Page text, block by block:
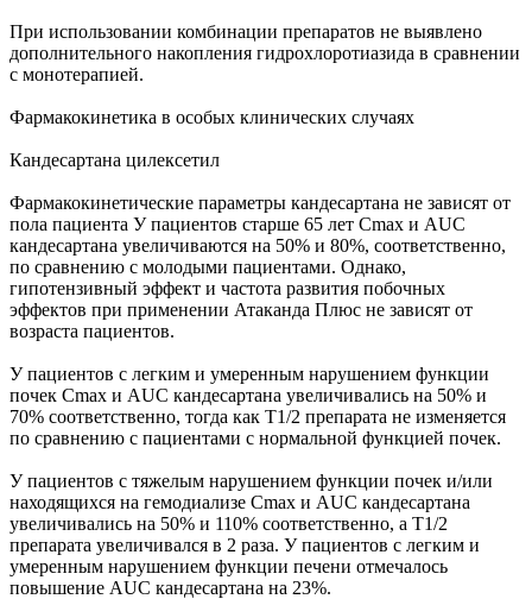
При использовании комбинации препаратов не выявлено
дополнительного накопления гидрохлоротиазида в сравнении
с монотерапией.
Фармакокинетика в особых клинических случаях
Кандесартана цилексетил
Фармакокинетические параметры кандесартана не зависят от
пола пациента У пациентов старше 65 лет Cmax и AUC
кандесартана увеличиваются на 50% и 80%, соответственно,
по сравнению с молодыми пациентами. Однако,
гипотензивный эффект и частота развития побочных
эффектов при применении Атаканда Плюс не зависят от
возраста пациентов.
У пациентов с легким и умеренным нарушением функции
почек Cmax и AUC кандесартана увеличивались на 50% и
70% соответственно, тогда как T1/2 препарата не изменяется
по сравнению с пациентами с нормальной функцией почек.
У пациентов с тяжелым нарушением функции почек и/или
находящихся на гемодиализе Cmax и AUC кандесартана
увеличивались на 50% и 110% соответственно, а T1/2
препарата увеличивался в 2 раза. У пациентов с легким и
умеренным нарушением функции печени отмечалось
повышение AUC кандесартана на 23%.